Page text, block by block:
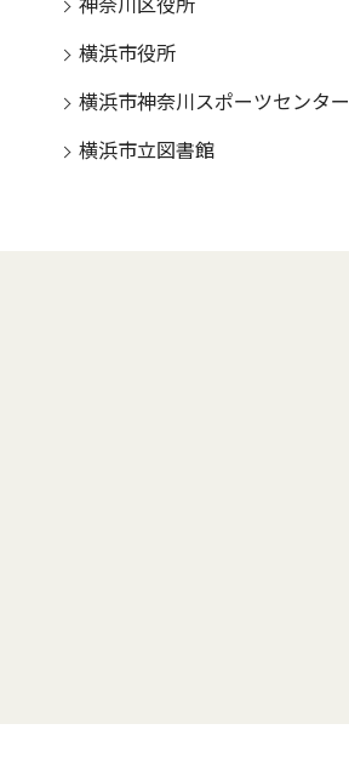
神奈川区役所
横浜市役所
横浜市神奈川スポーツセンター
横浜市立図書館